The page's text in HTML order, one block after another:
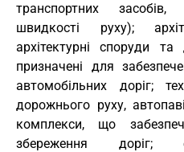
транспортних
швидкості руху);
архітектурні споруди
призначені для
автомобільних доріг;
дорожнього руху,
комплекси, що
збереження доріг;